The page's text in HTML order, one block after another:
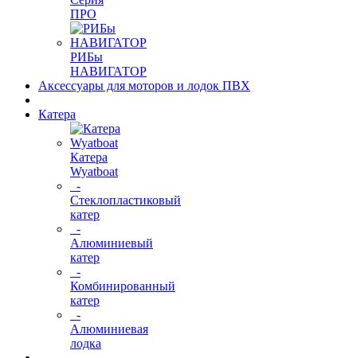
ПРО
РИБы
НАВИГАТОР
Аксессуары для моторов и лодок ПВХ
Катера
Катера
Wyatboat
-
Cтеклопластиковый
катер
-
Алюминиевый
катер
-
Комбинированный
катер
-
Алюминиевая
лодка